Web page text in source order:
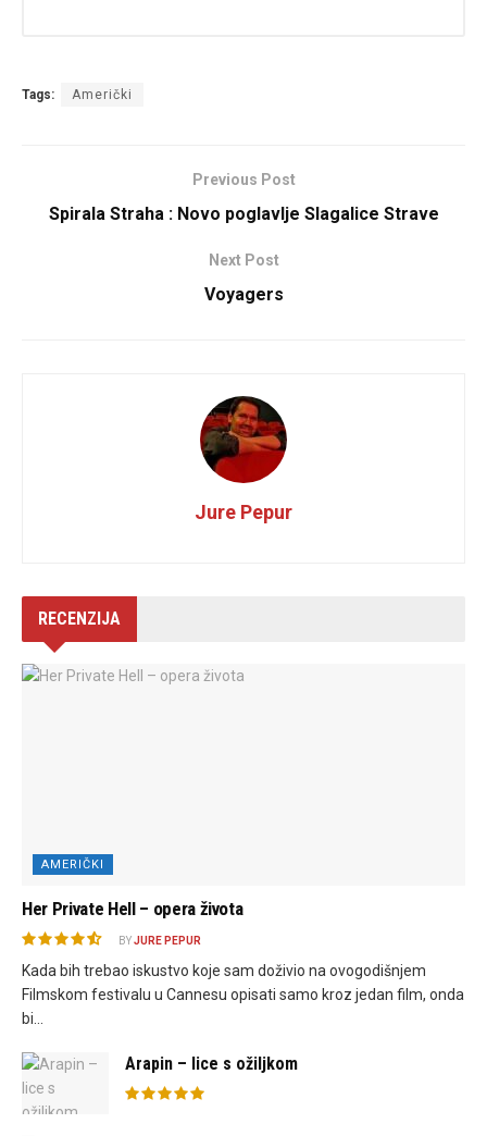
Tags: Američki
Previous Post
Spirala Straha : Novo poglavlje Slagalice Strave
Next Post
Voyagers
Jure Pepur
RECENZIJA
AMERIČKI
Her Private Hell – opera života
BYJURE PEPUR
Kada bih trebao iskustvo koje sam doživio na ovogodišnjem
Filmskom festivalu u Cannesu opisati samo kroz jedan film, onda
bi...
Arapin – lice s ožiljkom